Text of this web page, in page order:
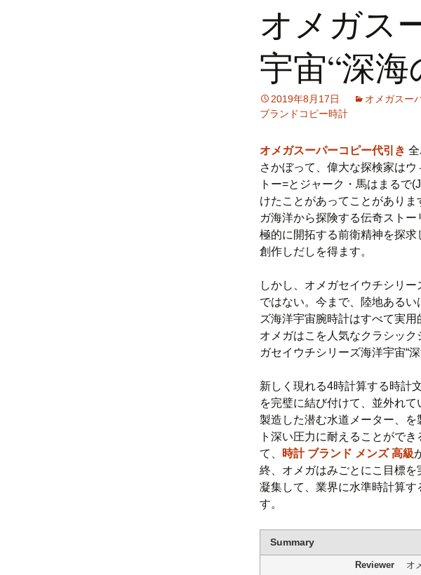
オメガス
宇宙“深
2019年8月17日 オメガスー
ブランドコピー時計
オメガスーパーコピー代引き
さかぼって、偉大な探検家は
トー=とジャーク・馬はまるで
けたことがあってことがあり
ガ海洋から探険する伝奇スト
極的に開拓する前衛精神を探
創作しだしを得ます。
しかし、オメガセイウチシリ
ではない。今まで、陸地ある
ズ海洋宇宙腕時計はすべて実用
オメガはこを人気なクラシッ
ガセイウチシリーズ海洋宇宙“
新しく現れる4時計算する時計
を完璧に結び付けて、並外れ
製造した潜む水道メーター、
ト深い圧力に耐えることがで
て、
時計 ブランド メンズ 高級
終、オメガはみごとにこ目標
凝集して、業界に水準時計算
す。
Summary
Reviewer
オ